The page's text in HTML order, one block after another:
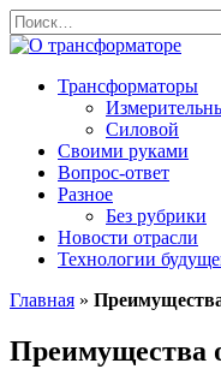
Перейти
к
содержанию
Search
for:
Трансформаторы
Силовой
Своими руками
Вопрос-ответ
Разное
Без рубрики
Новости отрасли
Технологии
Главная »
Преимущества